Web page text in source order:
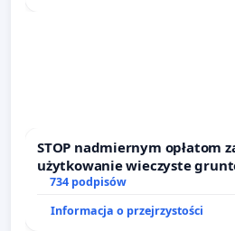
STOP nadmiernym opłatom
użytkowanie wieczyste
zajmowanych przez rodzinne
734 podpisów
Informacja o przejrzystości